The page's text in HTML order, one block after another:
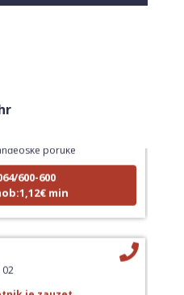
je zauzet
poruke
600-600
min
02
je zauzet